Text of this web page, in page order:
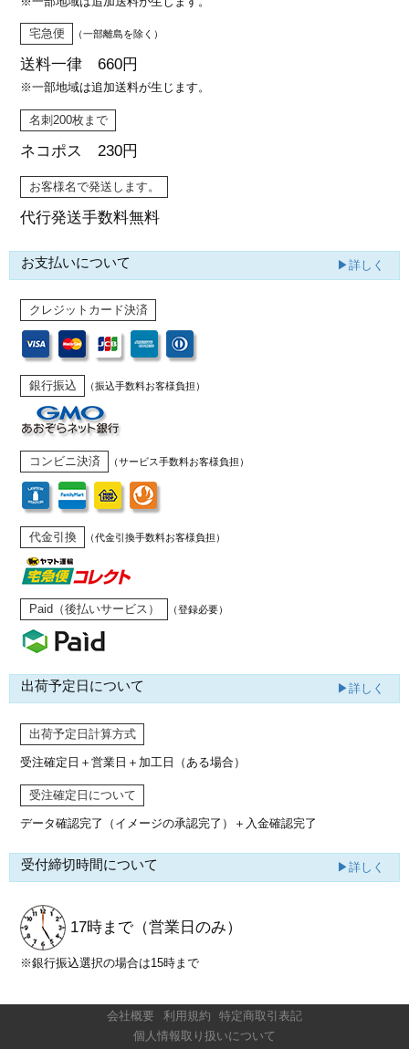
宅急便 （一部離島を除く）
送料一律 660円
※一部地域は追加送料が生じます。
名刺200枚まで
ネコポス 230円
お客様名で発送します。
代行発送手数料無料
お支払いについて ▶詳しく
クレジットカード決済
銀行振込 （振込手数料お客様負担）
コンビニ決済 （サービス手数料お客様負担）
代金引換 （代金引換手数料お客様負担）
Paid（後払いサービス） （登録必要）
出荷予定日について ▶詳しく
出荷予定日計算方式
受注確定日＋営業日＋加工日（ある場合）
受注確定日について
データ確認完了（イメージの承認完了） ＋入金確認完了
受付締切時間について ▶詳しく
17時まで （営業日のみ）
※銀行振込選択の場合は15時まで
会社概要 利用規約
特定商取引表記
個人情報取り扱いについて